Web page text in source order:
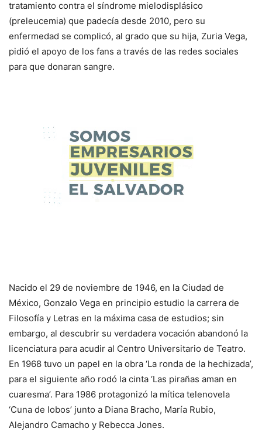
tratamiento contra el síndrome mielodisplásico
(preleucemia) que padecía desde 2010, pero su
enfermedad se complicó, al grado que su hija, Zuria Vega,
pidió el apoyo de los fans a través de las redes sociales
para que donaran sangre.
Nacido el 29 de noviembre de 1946, en la Ciudad de
México, Gonzalo Vega en principio estudio la carrera de
Filosofía y Letras en la máxima casa de estudios; sin
embargo, al descubrir su verdadera vocación abandonó la
licenciatura para acudir al Centro Universitario de Teatro.
En 1968 tuvo un papel en la obra ‘La ronda de la hechizada’,
para el siguiente año rodó la cinta ‘Las pirañas aman en
cuaresma’. Para 1986 protagonizó la mítica telenovela
‘Cuna de lobos’ junto a Diana Bracho, María Rubio,
Alejandro Camacho y Rebecca Jones.